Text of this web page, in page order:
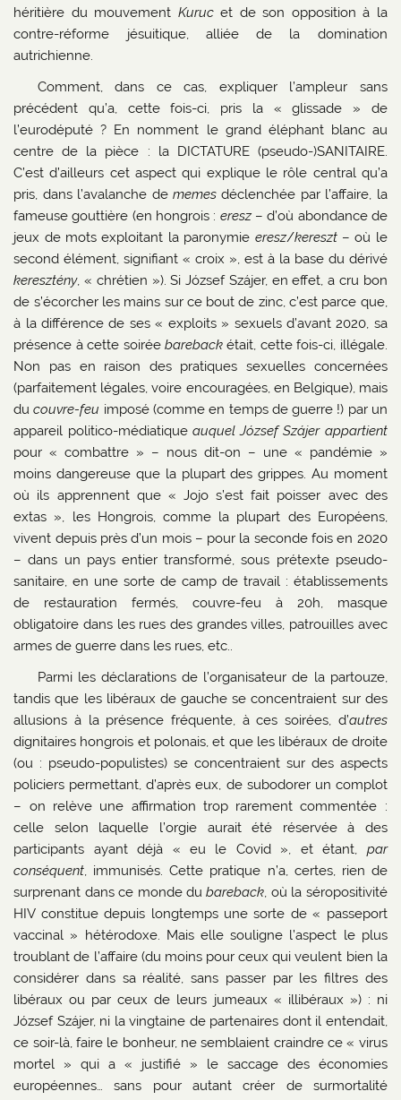
héritière du mouvement Kurucet de son opposition à la
contre-réforme jésuitique, alliée de la domination
autrichienne.
Comment, dans ce cas, expliquer l’ampleur sans
précédent qu’a, cette fois-ci, pris la « glissade » de
l’eurodéputé ? En nomment le grand éléphant blanc au
centre de la pièce : la DICTATURE (pseudo-)SANITAIRE.
C’est d’ailleurs cet aspect qui explique le rôle central qu’a
pris, dans l’avalanche de memes déclenchée par l’affaire, la
fameuse gouttière (en hongrois : eresz– d’où abondance de
jeux de mots exploitant la paronymie eresz/kereszt– où le
second élément, signifiant « croix », est à la base du dérivé
keresztény, « chrétien »). Si József Szájer, en effet, a cru bon
de s’écorcher les mains sur ce bout de zinc, c’est parce que,
à la différence de ses « exploits » sexuels d’avant 2020, sa
présence à cette soirée bareback était, cette fois-ci, illégale.
Non pas en raison des pratiques sexuelles concernées
(parfaitement légales, voire encouragées, en Belgique), mais
ducouvre-feu imposé (comme en temps de guerre !) par un
appareil politico-médiatique auquel József Szájer appartient
pour « combattre » – nous dit-on – une « pandémie »
moins dangereuse que la plupart des grippes. Au moment
où ils apprennent que « Jojo s’est fait poisser avec des
extas », les Hongrois, comme la plupart des Européens,
vivent depuis près d’un mois – pour la seconde fois en 2020
– dans un pays entier transformé, sous prétexte pseudo-
sanitaire, en une sorte de camp de travail : établissements
de restauration fermés, couvre-feu à 20h, masque
obligatoire dans les rues des grandes villes, patrouilles avec
armes de guerre dans les rues, etc..
Parmi les déclarations de l’organisateur de la partouze,
tandis que les libéraux de gauche se concentraient sur des
allusions à la présence fréquente, à ces soirées, d’autres
dignitaires hongrois et polonais, et que les libéraux de droite
(ou : pseudo-populistes) se concentraient sur des aspects
policiers permettant, d’après eux, de subodorer un complot
– on relève une affirmation trop rarement commentée :
celle selon laquelle l’orgie aurait été réservée à des
participants ayant déjà « eu le Covid », et étant, par
conséquent, immunisés. Cette pratique n’a, certes, rien de
surprenant dans ce monde dubareback, où la séropositivité
HIV constitue depuis longtemps une sorte de « passeport
vaccinal » hétérodoxe. Mais elle souligne l’aspect le plus
troublant de l’affaire (du moins pour ceux qui veulent bien la
considérer dans sa réalité, sans passer par les filtres des
libéraux ou par ceux de leurs jumeaux « illibéraux ») : ni
József Szájer, ni la vingtaine de partenaires dont il entendait,
ce soir-là, faire le bonheur, ne semblaient craindre ce « virus
mortel » qui a « justifié » le saccage des économies
européennes… sans pour autant créer de surmortalité